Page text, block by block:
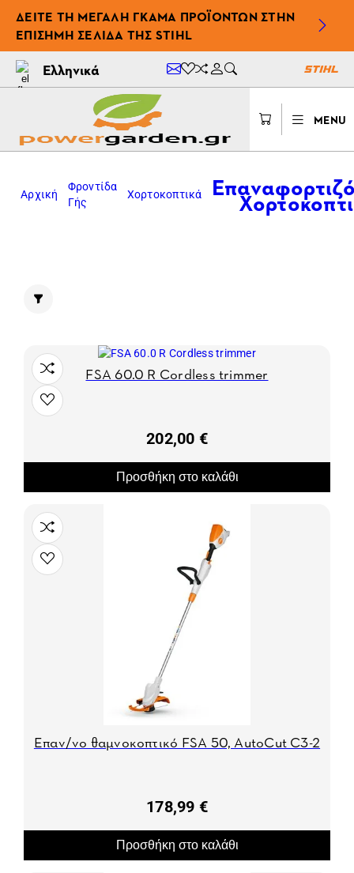
ΔΕΊΤΕ ΤΗ ΜΕΓΆΛΗ ΓΚΆΜΑ ΠΡΟΪΌΝΤΩΝ ΣΤΗΝ
ΕΠΊΣΗΜΗ ΣΕΛΊΔΑ ΤΗΣ STIHL
Ελληνικά
MENU
Αρχική
Φροντίδα
Γής
Χορτοκοπτικά
FSA 60.0 R Cordless trimmer
202,00 €
Προσθήκη στο καλάθι
Επαν/νο θαμνοκοπτικό FSA 50, AutoCut C3-2
178,99 €
Προσθήκη στο καλάθι